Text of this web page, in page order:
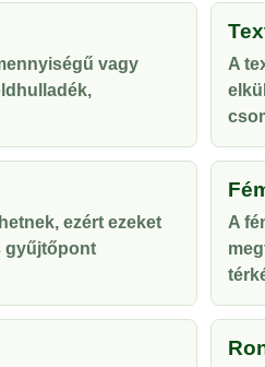
vagy
A
ezért ezeket
gyűjtőpont
A